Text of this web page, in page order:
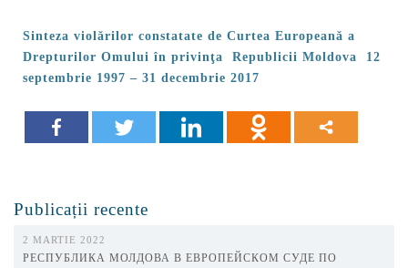
Sinteza violărilor constatate de Curtea Europeană a
Drepturilor Omului în privinţa Republicii Moldova 12
septembrie 1997 – 31 decembrie 2017
Publicații recente
2 MARTIE 2022
РЕСПУБЛИКА МОЛДОВА В ЕВРОПЕЙСКОМ СУДЕ ПО